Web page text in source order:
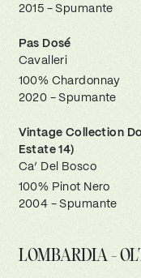
2015 - Spumante
Pas Dosé
Cavalleri
100% Chardonnay
2020 - Spumante
Vintage Collection
Estate 14)
Ca’ Del Bosco
100% Pinot Nero
2004 - Spumante
LOMBARDIA -